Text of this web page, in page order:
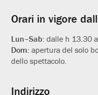
Orari in vigore
Lun–Sab:dalle h 13.30
Dom:apertura del solo
dello spettacolo.
Indirizzo